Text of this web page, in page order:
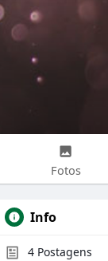
Fotos
Info
4 Postagens